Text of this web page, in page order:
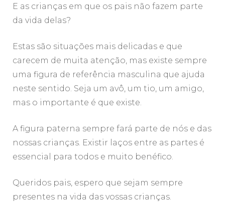
E as crianças em que os pais não fazem parte
da vida delas?
Estas são situações mais delicadas e que
carecem de muita atenção, mas existe sempre
uma figura de referência masculina que ajuda
neste sentido. Seja um avô, um tio, um amigo,
mas o importante é que existe.
A figura paterna sempre fará parte de nós e das
nossas crianças. Existir laços entre as partes é
essencial para todos e muito benéfico.
Queridos pais, espero que sejam sempre
presentes na vida das vossas crianças.